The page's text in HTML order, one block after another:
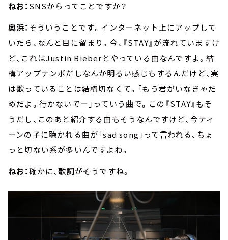
ねお： SNSからってことですか？
奥浜： そういうことです。インターネット上にアップして
いたら、なんと目に留まり。今、『STAY』が流れていますけ
ど、これはJustin Bieberとやっている曲なんですよ。結
構アップテンポだしなんか明るい感じもするんだけど、実
は歌っていることは結構切なくて。「もう君がいなきゃだ
めだよ。行かないでー」っていう曲で。この『STAY』もそ
うだし、このあと紹介する曲もそうなんですけど、今ティ
ーンの子に聴かれる曲が「sad song」って言われる、ちょ
っと切ない系が多いんですよね。
ねお：確かに、歌詞がそうですね。